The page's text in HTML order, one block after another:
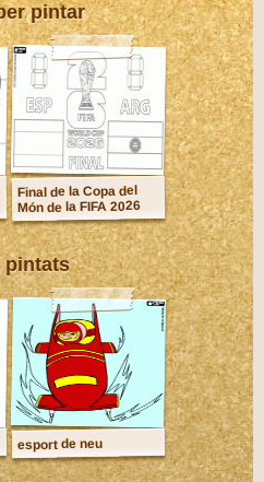
pintar
Final de la Copa del
Món de la FIFA 2026
pintats
esport de neu